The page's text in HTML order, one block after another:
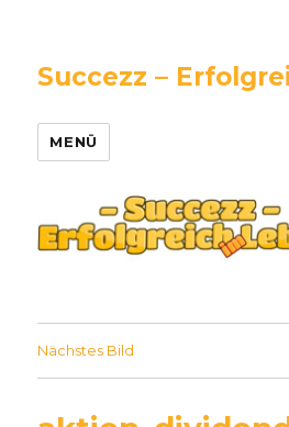
Succezz –
MENÜ
Nächstes Bild